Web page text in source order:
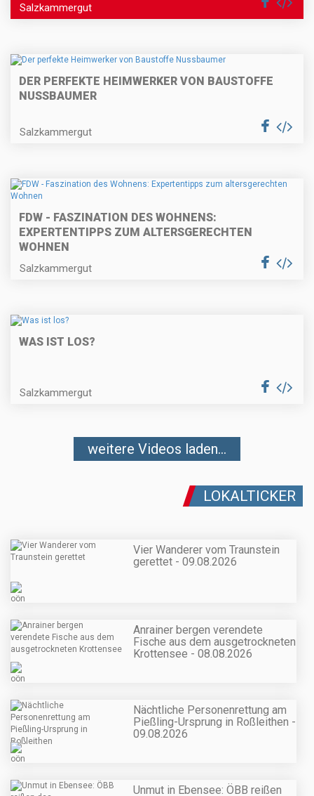
Salzkammergut
DER PERFEKTE HEIMWERKER VON BAUSTOFFE
NUSSBAUMER
Salzkammergut
FDW - FASZINATION DES WOHNENS:
EXPERTENTIPPS ZUM ALTERSGERECHTEN
WOHNEN
Salzkammergut
WAS IST LOS?
Salzkammergut
weitere Videos laden...
LOKALTICKER
Vier Wanderer vom Traunstein
gerettet - 09.08.2026
Anrainer bergen verendete
Fische aus dem ausgetrockneten
Krottensee - 08.08.2026
Nächtliche Personenrettung am
Pießling-Ursprung in Roßleithen -
09.08.2026
Unmut in Ebensee: ÖBB reißen